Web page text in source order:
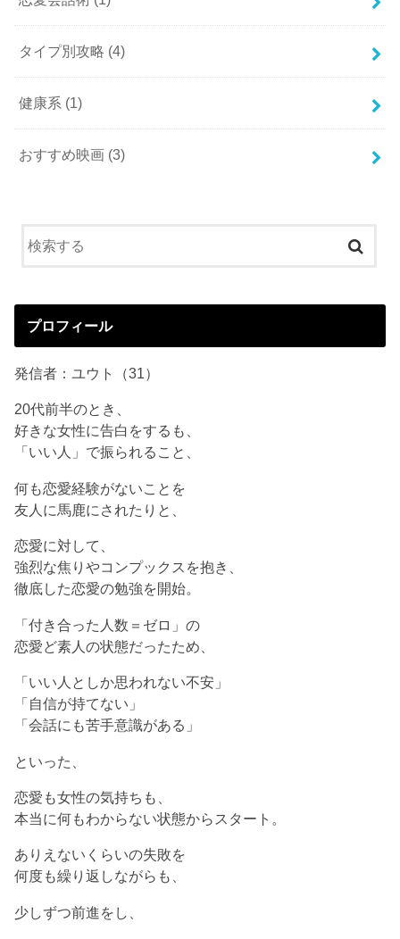
タイプ別攻略 (4)
健康系 (1)
おすすめ映画 (3)
プロフィール
発信者：ユウト（31）
20代前半のとき、
好きな女性に告白をするも、
「いい人」で振られること、
何も恋愛経験がないことを
友人に馬鹿にされたりと、
恋愛に対して、
強烈な焦りやコンプックスを抱き、
徹底した恋愛の勉強を開始。
「付き合った人数＝ゼロ」の
恋愛ど素人の状態だったため、
「いい人としか思われない不安」
「自信が持てない」
「会話にも苦手意識がある」
といった、
恋愛も女性の気持ちも、
本当に何もわからない状態からスタート。
ありえないくらいの失敗を
何度も繰り返しながらも、
少しずつ前進をし、